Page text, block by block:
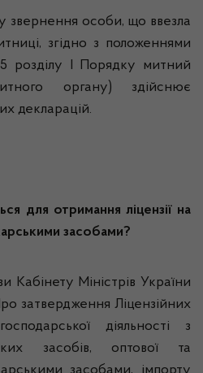
звернення особи, що ввезла
згідно з положеннями
розділу I Порядку митний
органу) здійснює
декларацій.
для отримання ліцензії на
засобами?
Кабінету Міністрів України
затвердження Ліцензійних
діяльності з
засобів, оптової та